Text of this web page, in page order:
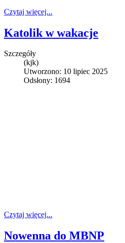
Czytaj więcej...
Katolik w wakacje
Szczegóły
(kjk)
Utworzono: 10 lipiec 2025
Odsłony: 1694
Czytaj więcej...
Nowenna do MBNP